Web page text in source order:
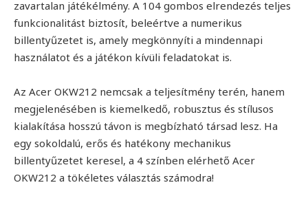
zavartalan játékélmény. A 104 gombos elrendezés teljes
funkcionalitást biztosít, beleértve a numerikus
billentyűzetet is, amely megkönnyíti a mindennapi
használatot és a játékon kívüli feladatokat is.
Az Acer OKW212 nemcsak a teljesítmény terén, hanem
megjelenésében is kiemelkedő, robusztus és stílusos
kialakítása hosszú távon is megbízható társad lesz. Ha
egy sokoldalú, erős és hatékony mechanikus
billentyűzetet keresel, a 4 színben elérhető Acer
OKW212 a tökéletes választás számodra!